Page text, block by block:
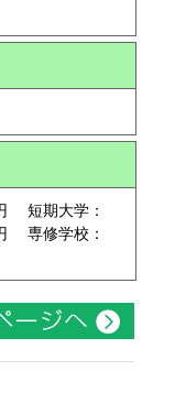
短期大学：
専修学校：